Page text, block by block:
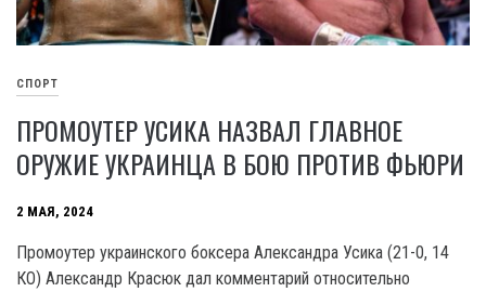
СПОРТ
ПРОМОУТЕР УСИКА НАЗВАЛ ГЛАВНОЕ
ОРУЖИЕ УКРАИНЦА В БОЮ ПРОТИВ ФЬЮРИ
2 МАЯ, 2024
Промоутер украинского боксера Александра Усика (21-0, 14
КО) Александр Красюк дал комментарий относительно